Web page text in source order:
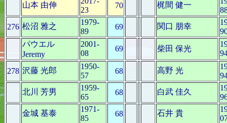
山本 由伸
23
70 梶間 健一
276 松沼 雅之
1979-
89
69 関口 朋幸
パウエル
Jeremy
2001-
08
69 柴田 保光
278 沢藤 光郎
1950-
57
68 高野 光
北川 芳男
1959-
65
68 白武 佳久
金城 基泰
1971-
85
68 石井 貴